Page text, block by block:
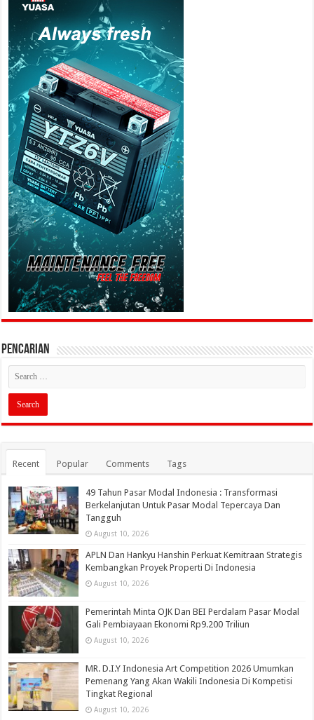
PENCARIAN
Recent Popular Comments Tags
49 Tahun Pasar Modal Indonesia : Transformasi
Berkelanjutan Untuk Pasar Modal Tepercaya Dan
Tangguh
August 10, 2026
APLN Dan Hankyu Hanshin Perkuat Kemitraan Strategis
Kembangkan Proyek Properti Di Indonesia
August 10, 2026
Pemerintah Minta OJK Dan BEI Perdalam Pasar Modal
Gali Pembiayaan Ekonomi Rp9.200 Triliun
August 10, 2026
MR. D.I.Y Indonesia Art Competition 2026 Umumkan
Pemenang Yang Akan Wakili Indonesia Di Kompetisi
Tingkat Regional
August 10, 2026